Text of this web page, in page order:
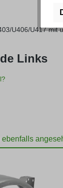
U406/U417 mit
Links